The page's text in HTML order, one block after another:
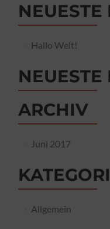
NEUESTE
Hallo Welt!
NEUESTE
ARCHIV
Juni 2017
Allgemein